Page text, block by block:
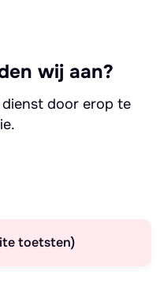
wij aan?
door erop te
toetsten)